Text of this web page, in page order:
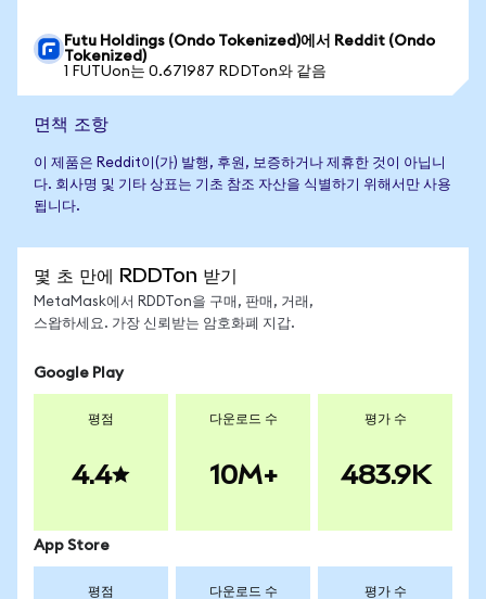
Futu Holdings (Ondo Tokenized)에서 Reddit (Ondo
Tokenized)
1 FUTUon는 0.671987 RDDTon와 같음
면책 조항
이 제품은 Reddit이(가) 발행, 후원, 보증하거나 제휴한 것이 아닙니
다. 회사명 및 기타 상표는 기초 참조 자산을 식별하기 위해서만 사용
됩니다.
몇 초 만에 RDDTon 받기
MetaMask에서 RDDTon을 구매, 판매, 거래,
스왑하세요. 가장 신뢰받는 암호화폐 지갑.
Google Play
평점
4.4
다운로드 수
10M+
평가 수
483.9K
App Store
평점 다운로드 수 평가 수